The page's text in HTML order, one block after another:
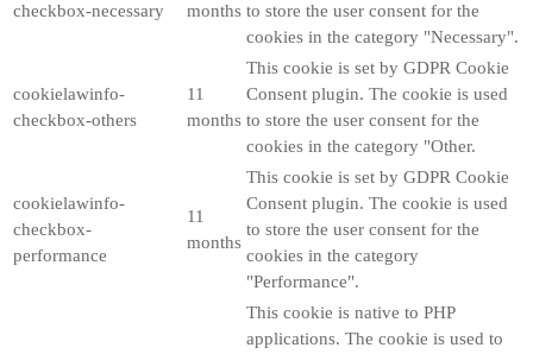
checkbox-necessary
months to store the user consent for the
cookies in the category "Necessary".
cookielawinfo-
checkbox-others
11
months
This cookie is set by GDPR Cookie
Consent plugin. The cookie is used
to store the user consent for the
cookies in the category "Other.
cookielawinfo-
checkbox-
performance
11
months
This cookie is set by GDPR Cookie
Consent plugin. The cookie is used
to store the user consent for the
cookies in the category
"Performance".
This cookie is native to PHP
applications. The cookie is used to